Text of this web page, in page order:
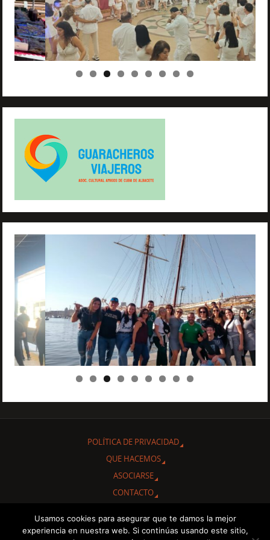
POLÍTICA DE PRIVACIDAD
QUE HACEMOS
ASOCIARSE
CONTACTO
Gracias por interesarte en conocer nuestra Asociación Cultural
"Amigos de Cuba de Albacete.
Usamos cookies para asegurar que te damos la mejor
experiencia en nuestra web. Si continúas usando este sitio,